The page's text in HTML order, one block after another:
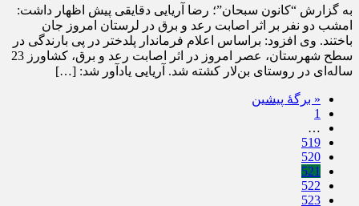
به گزارش “کانون سبحان”؛ رضا آریایی دقایقی پیش اظهار داشت:
امشب دو نفر بر اثر اصابت رعد و برق در لرستان امروز جان
باختند. وی افزود: براساس اعلام فرماندار پلدختر در پی بارندگی در
سطح شهرستان، عصر امروز در اثر اصابت رعد و برق، کشاورز 23
ساله‌ای در روستای بن‌لار کشته شد. آریایی یادآور شد: […]
« برگه‌ٔ پیشین
1
…
519
520
521
522
523